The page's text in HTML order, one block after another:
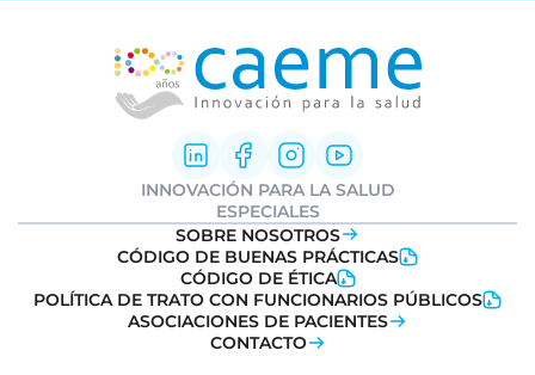
INNOVACIÓN PARA LA SALUD
Innovación Farmacéutica
I+D clínica
Sociedad y Medicamentos
Transformación Digital
Salud
Farmacovigilancia
ESPECIALES
Informe Weber
Ideatón Salud
InnovationDay
SOBRE NOSOTROS
CÓDIGO DE BUENAS PRÁCTICAS
CÓDIGO DE ÉTICA
POLÍTICA DE TRATO CON FUNCIONARIOS PÚBLICOS
ASOCIACIONES DE PACIENTES
CONTACTO